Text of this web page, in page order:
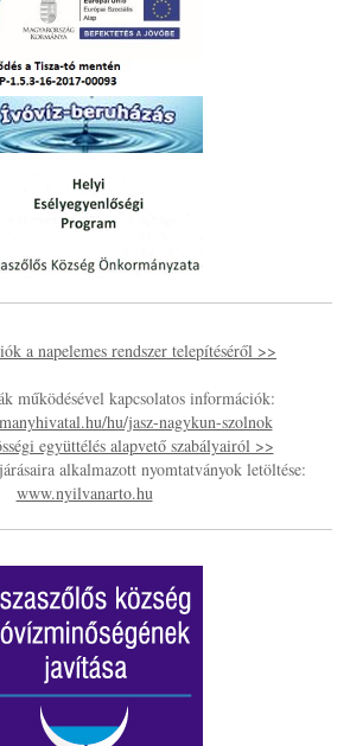
a napelemes rendszer telepítéséről >>
működésével kapcsolatos információk:
hu/jasz-nagykun-szolnok
együttélés alapvető szabályairól >>
alkalmazott nyomtatványok letöltése:
www.nyilvanarto.hu